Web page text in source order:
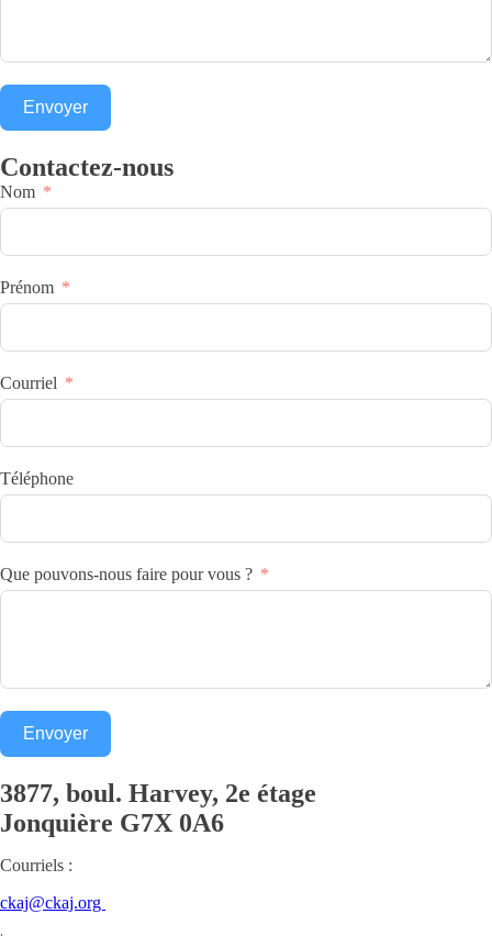
Envoyer
Contactez-nous
Nom
Prénom
Courriel
Téléphone
Que pouvons-nous faire pour vous ?
Envoyer
3877, boul. Harvey, 2e étage
Jonquière G7X 0A6
Courriels :
ckaj@ckaj.org